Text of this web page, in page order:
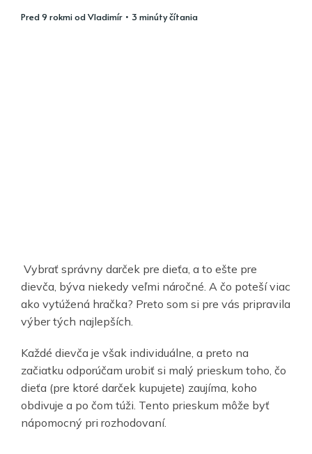
pred 9 rokmiodVladimír • 3 minúty čítania
Vybrať správny darček pre dieťa, a to ešte pre
dievča, býva niekedy veľmi náročné. A čo poteší viac
ako vytúžená hračka? Preto som si pre vás pripravila
výber tých najlepších.
Každé dievča je však individuálne, a preto na
začiatku odporúčam urobiť si malý prieskum toho, čo
dieťa (pre ktoré darček kupujete) zaujíma, koho
obdivuje a po čom túži. Tento prieskum môže byť
nápomocný pri rozhodovaní.